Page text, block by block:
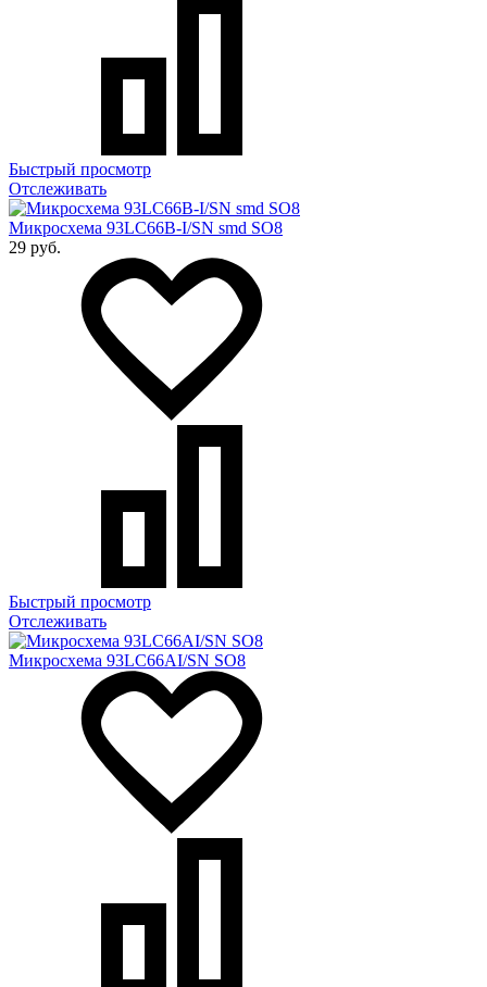
Быстрый просмотр
Отслеживать
Микросхема 93LC66B-I/SN smd SO8
29 руб.
Быстрый просмотр
Отслеживать
Микросхема 93LC66AI/SN SO8